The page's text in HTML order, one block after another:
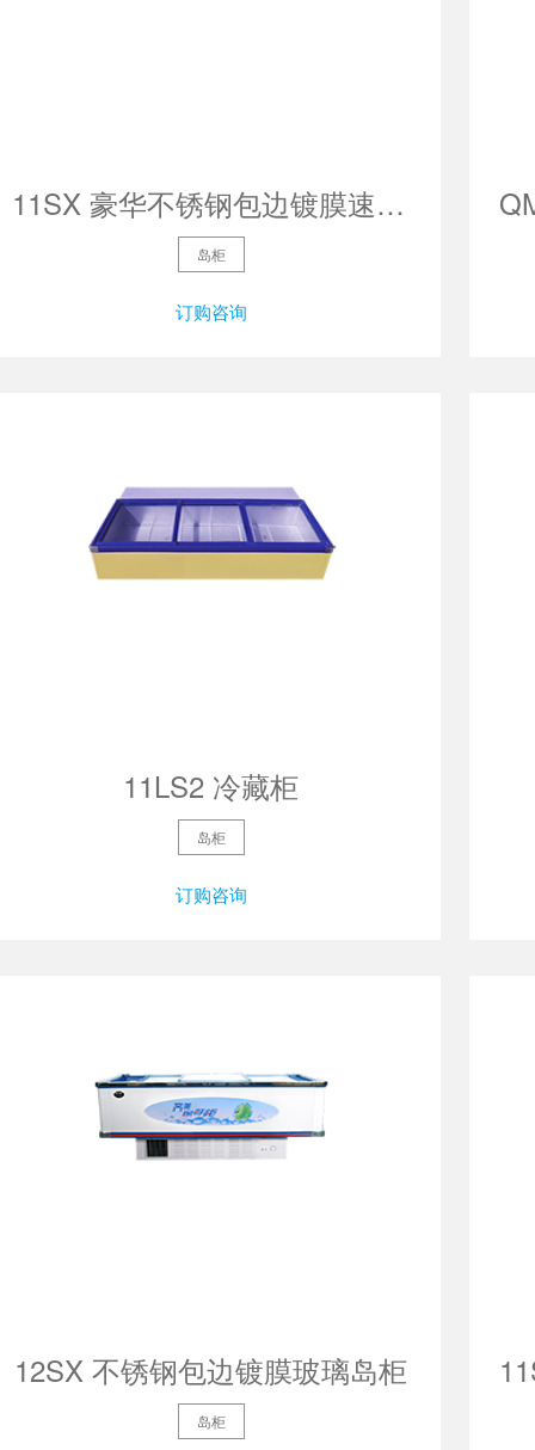
11SX 豪华不锈钢包边镀膜速冻食品柜（双机）
岛柜
订购咨询
11LS2 冷藏柜
岛柜
订购咨询
12SX 不锈钢包边镀膜玻璃岛柜
岛柜